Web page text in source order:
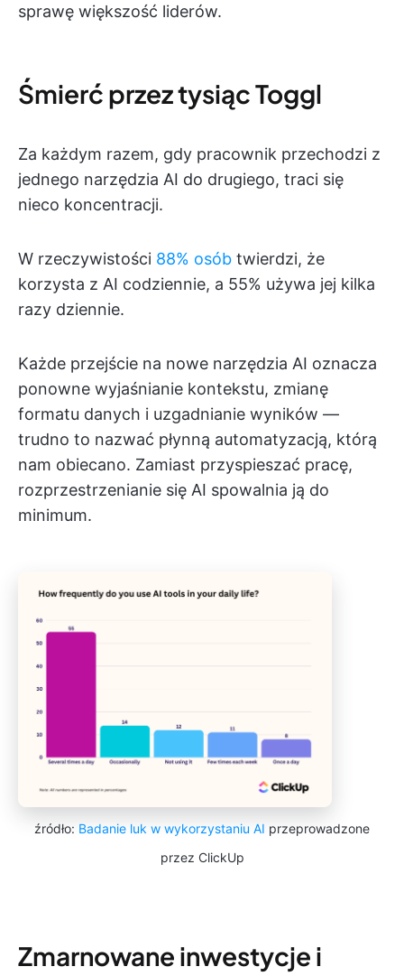
sprawę większość liderów.
Śmierć przez tysiąc Toggl
Za każdym razem, gdy pracownik przechodzi z
jednego narzędzia AI do drugiego, traci się
nieco koncentracji.
W rzeczywistości 88% osób twierdzi, że
korzysta z AI codziennie, a 55% używa jej kilka
razy dziennie.
Każde przejście na nowe narzędzia AI oznacza
ponowne wyjaśnianie kontekstu, zmianę
formatu danych i uzgadnianie wyników —
trudno to nazwać płynną automatyzacją, którą
nam obiecano. Zamiast przyspieszać pracę,
rozprzestrzenianie się AI spowalnia ją do
minimum.
źródło: Badanie luk w wykorzystaniu AI przeprowadzone
przez ClickUp
Zmarnowane inwestycje i